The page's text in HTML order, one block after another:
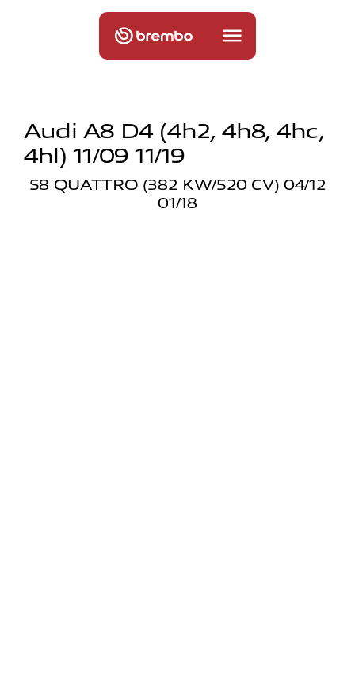
Audi A8 D4 (4h2, 4h8, 4hc,
4hl) 11/09 11/19
S8 QUATTRO (382 KW/520 CV) 04/12
01/18